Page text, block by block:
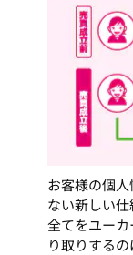
お客様の個
ない新しい
全てをユー
り取りする